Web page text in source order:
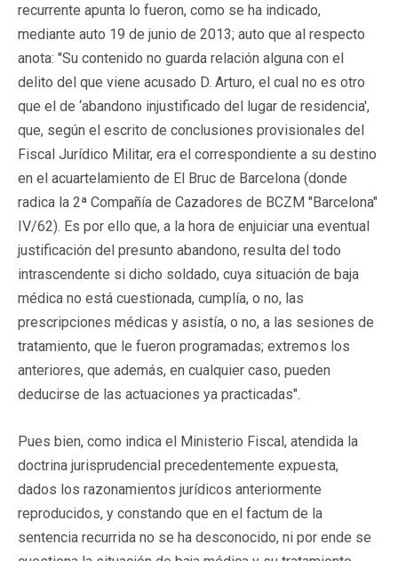
recurrente apunta lo fueron, como se ha indicado,
mediante auto 19 de junio de 2013; auto que al respecto
anota: "Su contenido no guarda relación alguna con el
delito del que viene acusado D. Arturo, el cual no es otro
que el de ‘abandono injustificado del lugar de residencia',
que, según el escrito de conclusiones provisionales del
Fiscal Jurídico Militar, era el correspondiente a su destino
en el acuartelamiento de El Bruc de Barcelona (donde
radica la 2ª Compañía de Cazadores de BCZM "Barcelona"
IV/62). Es por ello que, a la hora de enjuiciar una eventual
justificación del presunto abandono, resulta del todo
intrascendente si dicho soldado, cuya situación de baja
médica no está cuestionada, cumplía, o no, las
prescripciones médicas y asistía, o no, a las sesiones de
tratamiento, que le fueron programadas; extremos los
anteriores, que además, en cualquier caso, pueden
deducirse de las actuaciones ya practicadas".
Pues bien, como indica el Ministerio Fiscal, atendida la
doctrina jurisprudencial precedentemente expuesta,
dados los razonamientos jurídicos anteriormente
reproducidos, y constando que en el factum de la
sentencia recurrida no se ha desconocido, ni por ende se